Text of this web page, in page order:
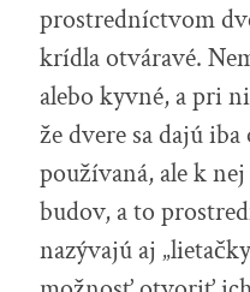
prostredníctvom
krídla otváravé.
alebo kyvné, a pri
že dvere sa dajú
používaná, ale k
budov, a to
nazývajú aj